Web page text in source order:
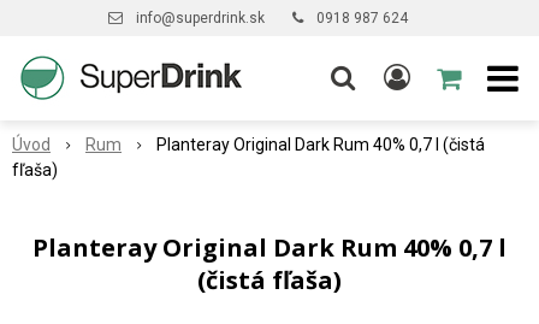
info@superdrink.sk 0918 987 624
Úvod Rum
Planteray Original Dark Rum 40% 0,7 l (čistá
fľaša)
Planteray Original Dark Rum 40% 0,7 l
(čistá fľaša)